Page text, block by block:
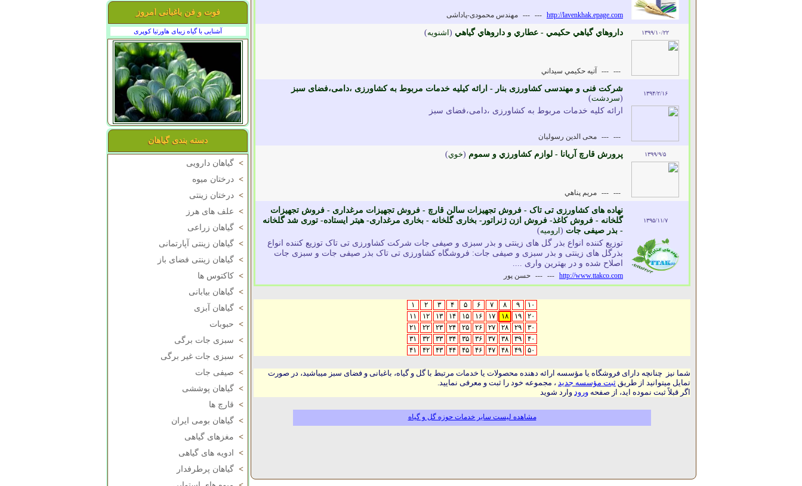
فوت و فن باغبانی امروز
آشنایی با گیاه زیبای هاورتیا کوپری
دسته بندی گیاهان
> گیاهان دارویی
> درختان میوه
> درختان زینتی
> علف های هرز
> گیاهان زراعی
> گیاهان زینتی آپارتمانی
> گیاهان زینتی فضای باز
> کاکتوس ها
> گیاهان بیابانی
> گیاهان آبزی
> حبوبات
> سبزی جات برگی
> سبزی جات غیر برگی
> صیفی جات
> گیاهان پوششی
> قارچ ها
> گیاهان بومی ایران
> مغزهای گیاهی
>
ادویه های گیاهی
> گیاهان پرطرفدار
http://lavenkhak.epage.com
---
--- مهندس محمودی-پاداشی
۱۳۹۹/۱۰/۲۲ داروهاي گياهي حکيمي - عطاري و داروهاي گياهي (اشنويه)
---
--- آتيه حكيمي سيداني
۱۳۹۴/۲/۱۶
شرکت فنی و مهندسی کشاورزی بنار - ارائه کیلیه خدمات مربوط به کشاورزی ،دامی،فضای سبز
(سردشت)
ارائه کلیه خدمات مربوط به کشاورزی ،دامی،فضای سبز
---
--- محی الدین رسولیان
۱۳۹۹/۹/۵ پرورش قارچ آريانا - لوازم کشاورزي و سموم (خوي)
---
--- مريم پناهي
۱۳۹۵/۱۱/۷
نهاده های کشاورزی تی تاک - فروش تجهیزات سالن قارچ - فروش تجهیزات مرغداری - فروش تجهیزات
گلخانه - فروش کاغذ- فروش ازن ژنراتور- بخاری گلخانه - بخاری مرغداری- هیتر ایستاده- توری شد گلخانه
- بذر صیفی جات (ارومیه)
توزیع کننده انواع بذر گل های زینتی و بذر سبزی و صیفی جات شرکت کشاورزی تی تاک توزیع کننده انواع
بذرگل های زینتی و بذر سبزی و صیفی جات: فروشگاه کشاورزی تی تاک بذر صیفی جات و سبزی جات
اصلاح شده و در بهترین واری ....
http://www.ttakco.com
---
--- حسن پور
۱ ۲ ۳ ۴ ۵ ۶ ۷ ۸ ۹
۱۰
۱۱
۱۲ ۱۳ ۱۴ ۱۵ ۱۶ ۱۷ ۱۸ ۱۹
۲۰
۲۱
۲۲ ۲۳ ۲۴ ۲۵ ۲۶ ۲۷ ۲۸ ۲۹
۳۰
۳۱
۳۲ ۳۳ ۳۴ ۳۵ ۳۶ ۳۷ ۳۸ ۳۹
۴۰
۴۱
۴۲ ۴۳ ۴۴ ۴۵ ۴۶ ۴۷ ۴۸ ۴۹ ۵۰
شما نیز چنانچه دارای فروشگاه یا مؤسسه ارائه دهنده محصولات یا خدمات مرتبط با گل و گیاه، باغبانی و فضای سبز میباشید، در صورت
تمایل میتوانید از طریق ثبت مؤسسه جدید ، مجموعه خود را ثبت و معرفی نمایید.
اگر قبلاً ثبت نموده اید، از صفحه ورود وارد شوید
مشاهده لیست سایر خدمات حوزه گل و گیاه